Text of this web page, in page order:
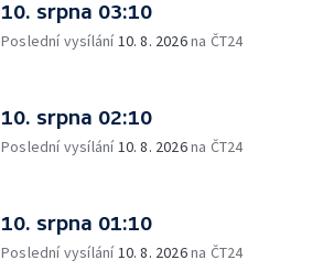
10. srpna 03:10
Poslední vysílání10. 8. 2026na ČT24
10. srpna 02:10
Poslední vysílání10. 8. 2026na ČT24
10. srpna 01:10
Poslední vysílání10. 8. 2026na ČT24